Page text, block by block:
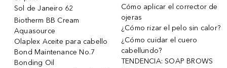
Sol de Janeiro 62
Biotherm BB Cream
Aquasource
Olaplex Aceite para cabello
Bond Maintenance No.7
Bonding Oil
Cómo aplicar el corrector de
ojeras
¿Cómo rizar el pelo sin calor?
¿Cómo cuidar el cuero
cabellundo?
TENDENCIA: SOAP BROWS